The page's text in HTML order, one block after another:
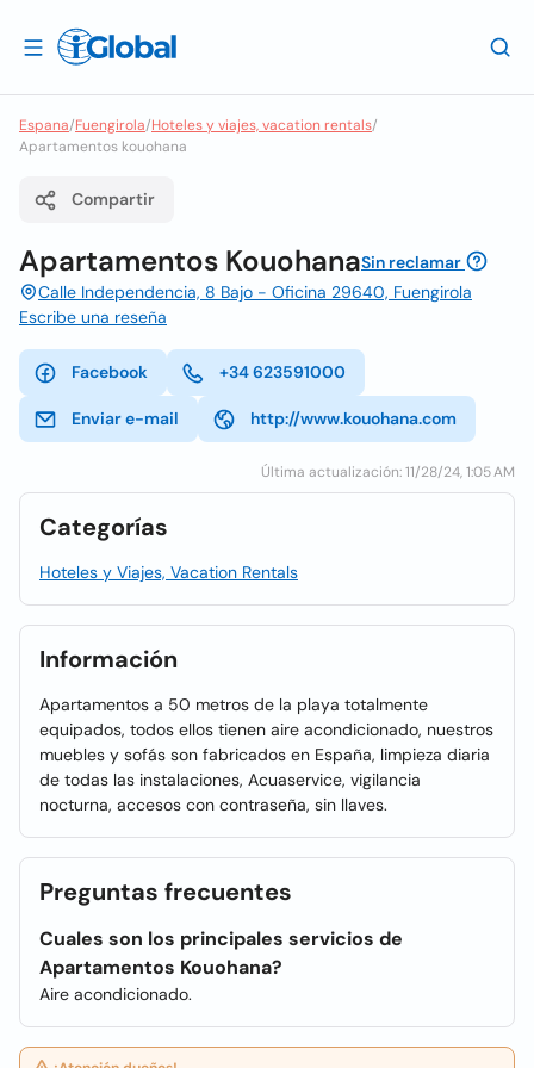
Espana/Fuengirola/Hoteles y viajes, vacation rentals/
Apartamentos kouohana
Compartir
Apartamentos KouohanaSin reclamar
Calle Independencia, 8 Bajo - Oficina 29640, Fuengirola
Escribe una reseña
Facebook +34 623591000
Enviar e-mail http://www.kouohana.com
Última actualización: 11/28/24, 1:05 AM
Categorías
Hoteles y Viajes, Vacation Rentals
Información
Apartamentos a 50 metros de la playa totalmente
equipados, todos ellos tienen aire acondicionado, nuestros
muebles y sofás son fabricados en España, limpieza diaria
de todas las instalaciones, Acuaservice, vigilancia
nocturna, accesos con contraseña, sin llaves.
Preguntas frecuentes
Cuales son los principales servicios de
Apartamentos Kouohana?
Aire acondicionado.